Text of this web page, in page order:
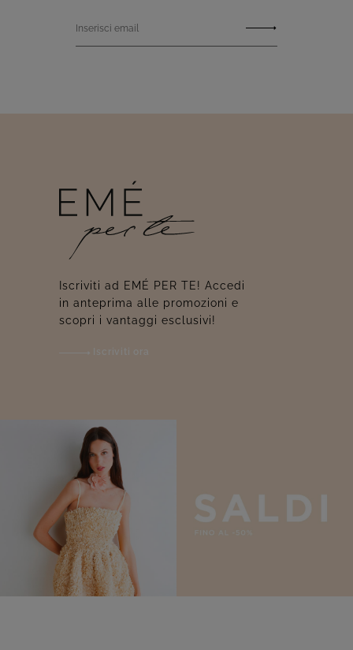
Inserisci email
Iscriviti ad EMÉ PER TE! Accedi
in anteprima alle promozioni e
scopri i vantaggi esclusivi!
Iscriviti ora